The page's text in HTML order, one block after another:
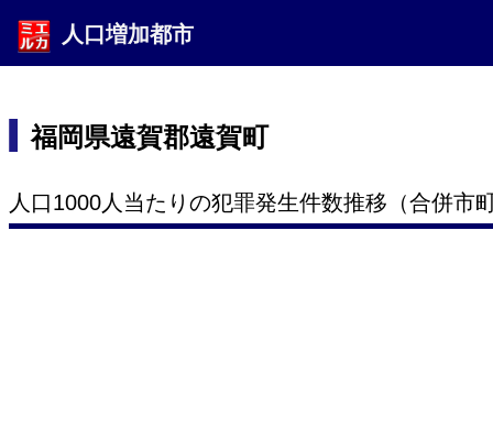
人口増加都市
福岡県遠賀郡遠賀町
人口1000人当たりの犯罪発生件数推移（合併市